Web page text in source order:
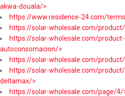
akwa-douala/>
https://www.residence-24.com/
https://solar-wholesale.com/
https://solar-wholesale.com/
autoconsomacion/>
https://solar-wholesale.com/
https://solar-wholesale.com/
deltamax/>
https://solar-wholesale.com/page/4/